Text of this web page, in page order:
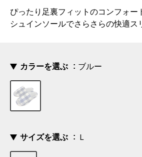
ぴったり足裏フィットのコンフォー
シュインソールでさらさらの快適ス
カラーを選ぶ ブルー
サイズを選ぶ Ｌ